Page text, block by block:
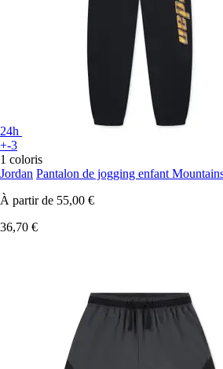
24h
+-3
1 coloris
Jordan Pantalon de jogging enfant
À partir de 55,00 €
36,70 €